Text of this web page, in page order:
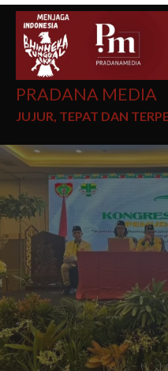
PRADANA MEDIA
JUJUR, TEPAT DAN